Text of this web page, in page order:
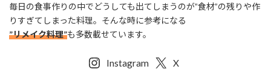
毎日の食事作りの中でどうしても出てしまうのが”食材”の残りや作
りすぎてしまった料理。そんな時に参考になる
”リメイク料理”も多数載せています。
Instagram X